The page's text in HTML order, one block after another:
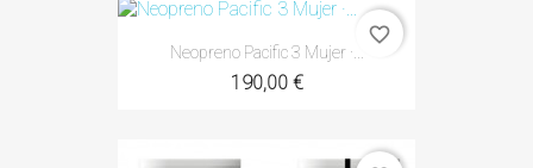
Neopreno Pacific 3 Mujer ·...
190,00 €
favorite_border